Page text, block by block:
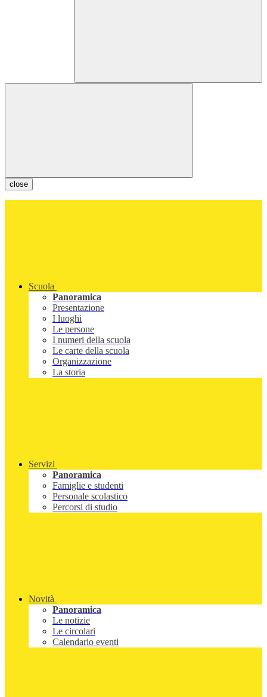
close
Scuola
Panoramica
Presentazione
I luoghi
Le persone
I numeri della scuola
Le carte della scuola
Organizzazione
La storia
Servizi
Panoramica
Famiglie e studenti
Personale scolastico
Percorsi di studio
Novità
Panoramica
Le notizie
Le circolari
Calendario eventi